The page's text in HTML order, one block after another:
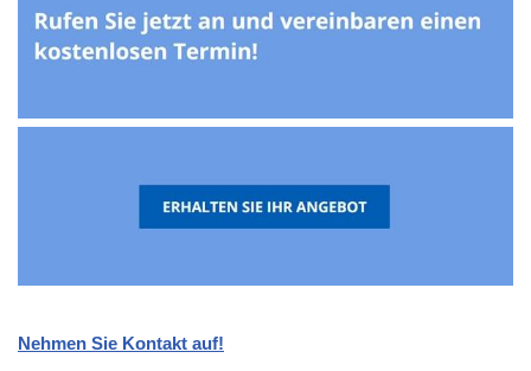
Nehmen Sie Kontakt auf!